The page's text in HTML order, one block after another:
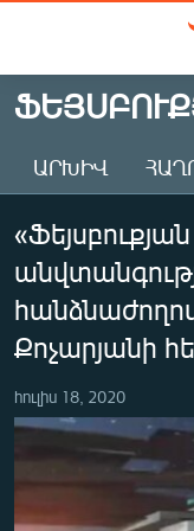
Անցնել
հիմնական
Անցնել
հիմնական
մենյուին
Որոնում
ԱԶԱՏՈՒԹՅՈՒՆ TV
ՀԱՅԱՍՏԱՆ
ԸՆՏՐՈՒԹՅՈՒՆՆԵՐ
ԻՐԱՎՈՒՆՔ
ՀԱՍԱՐԱԿՈՒԹՅՈՒՆ
ՂԱՐԱԲԱՂ
ՊԱՏԵՐԱԶՄԻ 6
ՏԱՐԱԾԱՇՐՋԱՆ
ԱՐԽԻՎ
Քոչարյանի
հուլիս 18, 2020